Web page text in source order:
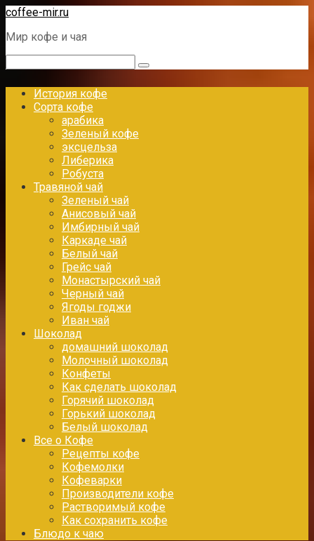
Перейти
контенту
coffee-mir.ru
Мир кофе и чая
История кофе
Сорта кофе
арабика
Зеленый кофе
эксцельза
Либерика
Робуста
Травяной чай
Зеленый чай
Анисовый чай
Имбирный чай
Каркаде чай
Белый чай
Грейс чай
Монастырский чай
Черный чай
Ягоды годжи
Иван чай
Шоколад
домашний шоколад
Молочный шоколад
Конфеты
Как сделать шоколад
Горячий шоколад
Горький шоколад
Белый шоколад
Все о Кофе
Рецепты кофе
Кофемолки
Кофеварки
Производители кофе
Растворимый кофе
Как сохранить кофе
Блюдо к чаю